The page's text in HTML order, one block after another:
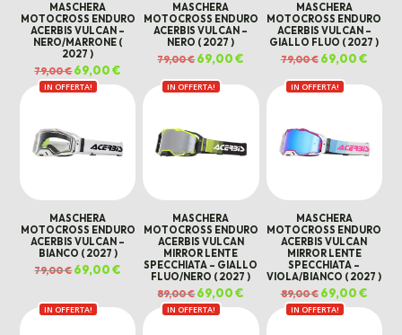
MASCHERA
MOTOCROSS ENDURO
ACERBIS VULCAN –
NERO/MARRONE (
2027 )
79,00€Il
prezzo
originale
era:
69,00€
attuale
è:
69,00 €.
MASCHERA
MOTOCROSS ENDURO
ACERBIS VULCAN –
NERO ( 2027 )
79,00€Il
prezzo
era:
79,00 €.
69,00€
è:
69,00 €.
MASCHERA
MOTOCROSS ENDURO
ACERBIS VULCAN –
GIALLO FLUO ( 2027 )
79,00€ Il
prezzo
era:
79,00 €.
69,00€Il
è:
69,00
IN OFFERTA!
MASCHERA
MOTOCROSS ENDURO
ACERBIS VULCAN –
BIANCO ( 2027 )
79,00€Il
prezzo
79,00 €.
69,00€
prezzo
69,00 €.
IN OFFERTA!
MASCHERA
MOTOCROSS ENDURO
ACERBIS VULCAN
MIRROR LENTE
SPECCHIATA – GIALLO
FLUO/NERO ( 2027 )
89,00€Il
prezzo
originale
era:
69,00€
attuale
69,00 €.
IN OFFERTA!
MASCHERA
MOTOCROSS ENDURO
ACERBIS VULCAN
MIRROR LENTE
SPECCHIATA –
VIOLA/BIANCO ( 2027 )
89,00€ Il
prezzo
originale
era:
69,00€Il
69,00
IN OFFERTA! IN OFFERTA! IN OFFERTA!